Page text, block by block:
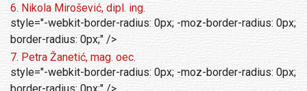
6. Nikola Mirošević, dipl. ing.
style="-webkit-border-radius: 0px; -moz-border-radius: 0px;
border-radius: 0px;" />
7. Petra Žanetić, mag. oec.
style="-webkit-border-radius: 0px; -moz-border-radius: 0px;